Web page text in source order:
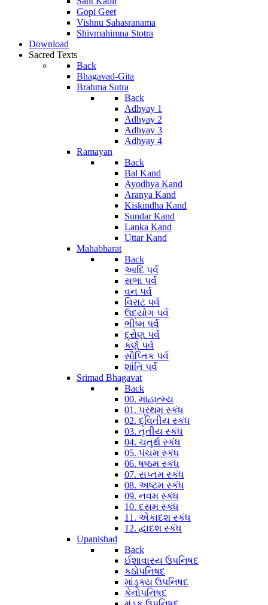
Gopi Geet
Vishnu Sahasranama
Shivmahimna Stotra
Download
Sacred Texts
Back
Bhagavad-Gita
Brahma Sutra
Back
Adhyay 1
Adhyay 2
Adhyay 3
Adhyay 4
Ramayan
Back
Bal Kand
Ayodhya Kand
Aranya Kand
Kiskindha Kand
Sundar Kand
Lanka Kand
Uttar Kand
Mahabharat
Back
આદિ પર્વ
સભા પર્વ
વન પર્વ
વિરાટ પર્વ
ઉદ્યોગ પર્વ
ભીષ્મ પર્વ
દ્રોણ પર્વ
કર્ણ પર્વ
સૌપ્તિક પર્વ
શાંતિ પર્વ
Srimad Bhagavat
Back
00. માહાત્મ્ય
01. પ્રથમ સ્કંધ
02. દ્વિતીય સ્કંધ
03. તૃતીય સ્કંધ
04. ચતુર્થ સ્કંધ
05. પંચમ સ્કંધ
06. ષષ્ઠમ સ્કંધ
07. સપ્તમ સ્કંધ
08. અષ્ટમ સ્કંધ
09. નવમ સ્કંધ
10. દસમ સ્કંધ
11. એકાદશ સ્કંધ
12. દ્વાદશ સ્કંધ
Upanishad
Back
ઈશાવાસ્ય ઉપનિષદ
કઠોપનિષદ
માંડૂક્ય ઉપનિષદ
કેનોપનિષદ